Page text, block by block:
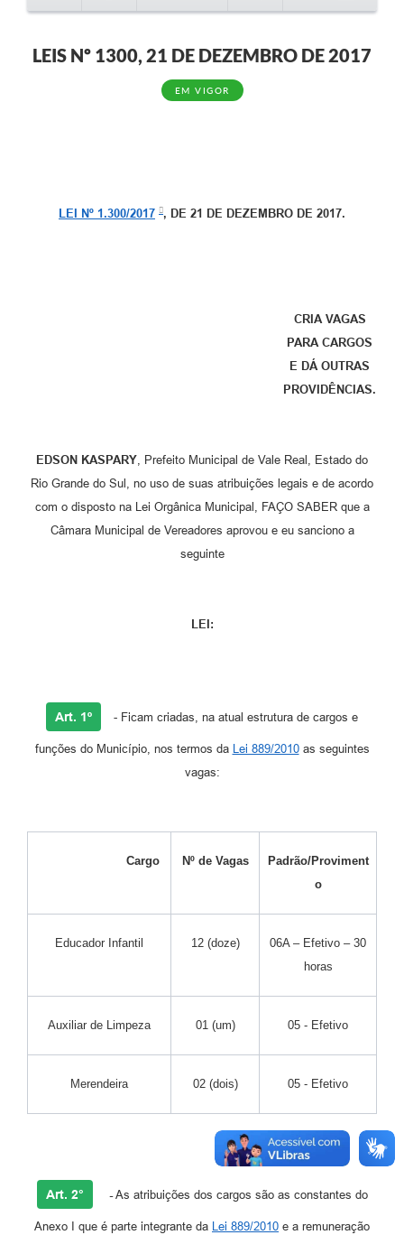
LEIS Nº 1300, 21 DE DEZEMBRO DE 2017
EM VIGOR
LEI Nº 1.300/2017 , DE 21 DE DEZEMBRO DE 2017.
CRIA VAGAS
PARA CARGOS
E DÁ OUTRAS
PROVIDÊNCIAS.
EDSON KASPARY, Prefeito Municipal de Vale Real, Estado do
Rio Grande do Sul, no uso de suas atribuições legais e de acordo
com o disposto na Lei Orgânica Municipal, FAÇO SABER que a
Câmara Municipal de Vereadores aprovou e eu sanciono a
seguinte
LEI:
Art. 1º - Ficam criadas, na atual estrutura de cargos e
funções do Município, nos termos da Lei 889/2010as seguintes
vagas:
Cargo Nº de Vagas
Padrão/Proviment
o
Educador Infantil 12 (doze)
06A – Efetivo – 30
horas
Auxiliar de Limpeza 01 (um) 05 - Efetivo
Merendeira 02 (dois) 05 - Efetivo
Art. 2° -As atribuições dos cargos são as constantes do
Anexo I que é parte integrante da Lei 889/2010 e a remuneração